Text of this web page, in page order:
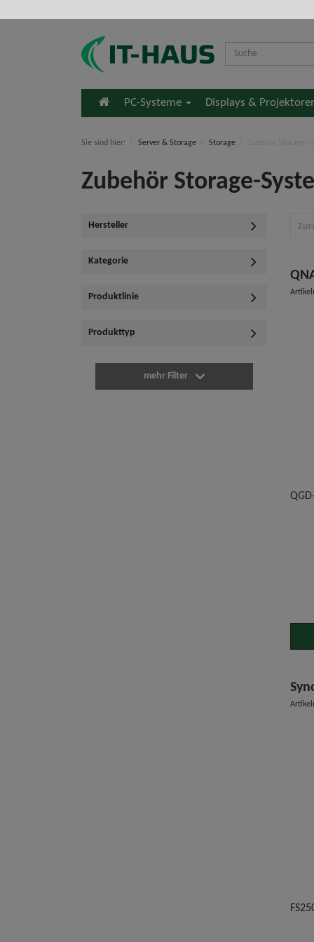
Startseite
PC-Systeme Displays &
Sie sind hier: Server & Storage Storage
Zubehör Storage-
Hersteller
Kategorie
Produktlinie
Produkttyp
mehr Filter